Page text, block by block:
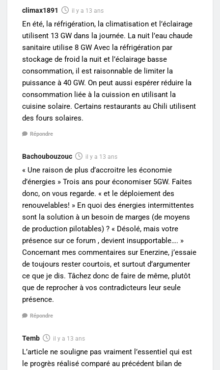
climax1891 il y a 13 ans
En été, la réfrigération, la climatisation et l’éclairage
utilisent 13 GW dans la journée. La nuit l’eau chaude
sanitaire utilise 8 GW Avec la réfrigération par
stockage de froid la nuit et l’éclairage basse
consommation, il est raisonnable de limiter la
puissance à 40 GW. On peut aussi espérer réduire la
consommation liée à la cuission en utilisant la
cuisine solaire. Certains restaurants au Chili utilisent
des fours solaires.
Répondre
Bachoubouzouc il y a 13 ans
« Une raison de plus d’accroitre les économie
d’énergies » Trois ans pour économiser 5GW. Faites
donc, on vous regarde. « et le déploiement des
renouvelables! » En quoi des énergies intermittentes
sont la solution à un besoin de marges (de moyens
de production pilotables) ? « Désolé, mais votre
présence sur ce forum , devient insupportable…. »
Concernant mes commentaires sur Enerzine, j’essaie
de toujours rester courtois, et surtout d’argumenter
ce que je dis. Tâchez donc de faire de même, plutôt
que de reprocher à vos contradicteurs leur seule
présence.
Répondre
Temb il y a 13 ans
L’article ne souligne pas vraiment l’essentiel qui est
le progrès réalisé comparé au précédent bilan de